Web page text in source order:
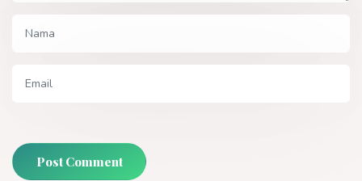
Post Comment